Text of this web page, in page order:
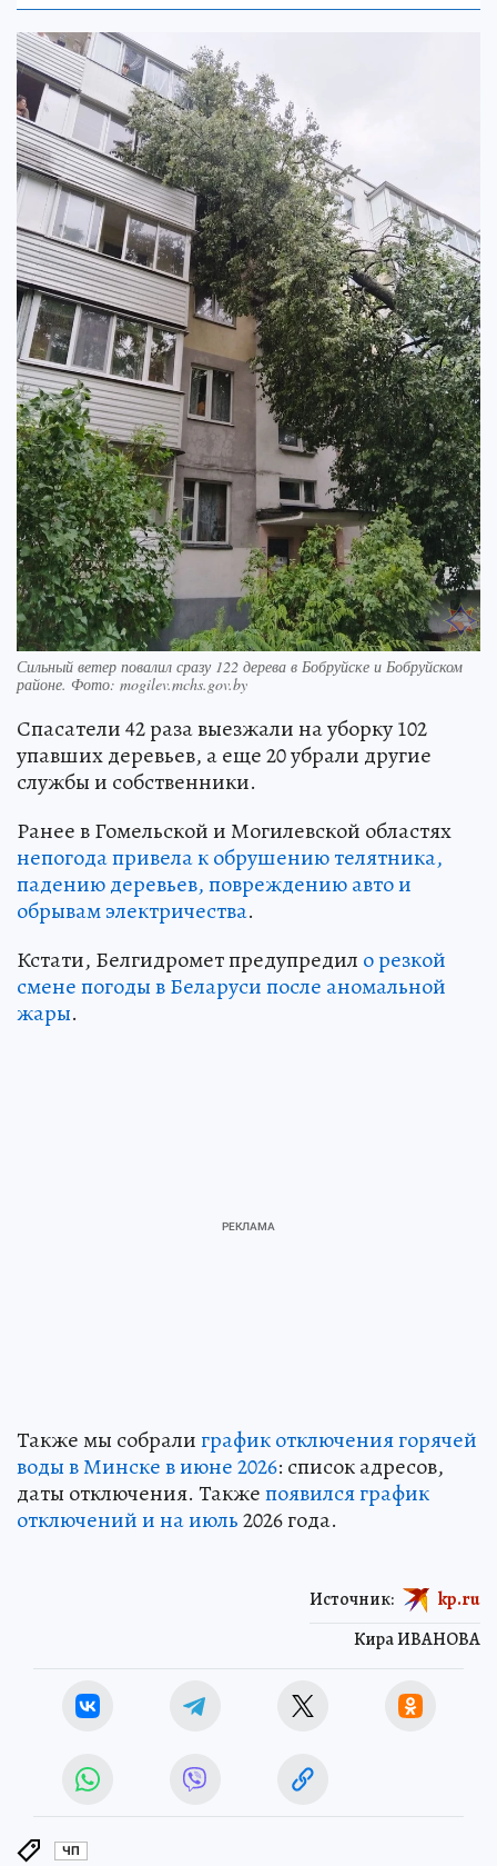
Сильный ветер повалил сразу 122 дерева в Бобруйске и Бобруйском
районе. Фото: mogilev.mchs.gov.by
Спасатели 42 раза выезжали на уборку 102
упавших деревьев, а еще 20 убрали другие
службы и собственники.
Ранее в Гомельской и Могилевской областях
непогода привела к обрушению телятника,
падению деревьев, повреждению авто и
обрывам электричества.
Кстати, Белгидромет предупредил о резкой
смене погоды в Беларуси после аномальной
жары.
Также мы собралиграфик отключения горячей
воды в Минске в июне 2026: список адресов,
даты отключения. Такжепоявился график
отключений и на июль2026 года.
Кира ИВАНОВА
Источник: kp.ru
ЧП